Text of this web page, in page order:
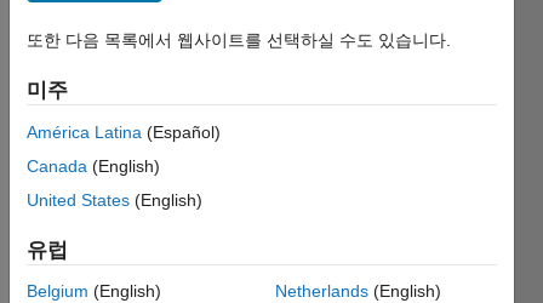
대략 2년
활동
Followers:
Following:
또한 다음 목록에서 웹사이트를 선택하실 수도 있습니다.
미주
América Latina (Español)
Canada (English)
United States (English)
유럽
Belgium (English)
Netherlands(English)